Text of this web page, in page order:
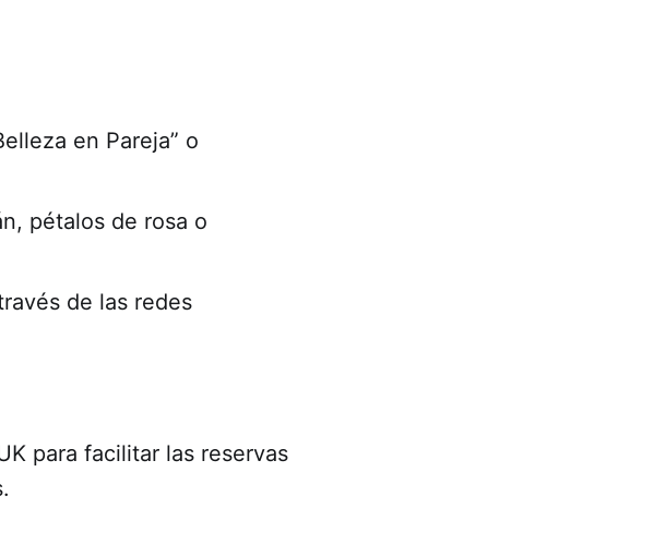
en Pareja” o
pétalos de rosa o
de las redes
para facilitar las reservas